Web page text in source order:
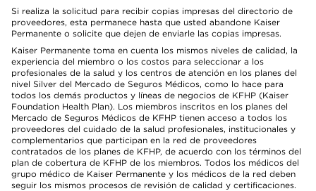
Si realiza la solicitud para recibir copias impresas del directorio de
proveedores, esta permanece hasta que usted abandone Kaiser
Permanente o solicite que dejen de enviarle las copias impresas.
Kaiser Permanente toma en cuenta los mismos niveles de calidad, la
experiencia del miembro o los costos para seleccionar a los
profesionales de la salud y los centros de atención en los planes del
nivel Silver del Mercado de Seguros Médicos, como lo hace para
todos los demás productos y líneas de negocios de KFHP (Kaiser
Foundation Health Plan). Los miembros inscritos en los planes del
Mercado de Seguros Médicos de KFHP tienen acceso a todos los
proveedores del cuidado de la salud profesionales, institucionales y
complementarios que participan en la red de proveedores
contratados de los planes de KFHP, de acuerdo con los términos del
plan de cobertura de KFHP de los miembros. Todos los médicos del
grupo médico de Kaiser Permanente y los médicos de la red deben
seguir los mismos procesos de revisión de calidad y certificaciones.